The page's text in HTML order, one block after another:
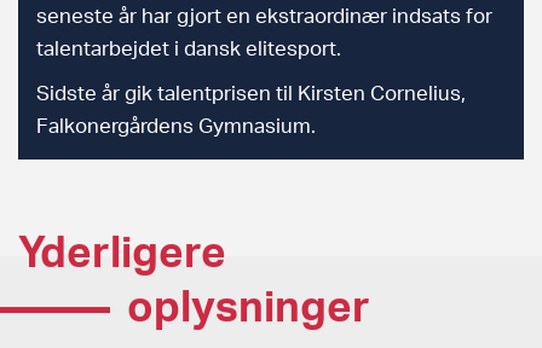
seneste år har gjort en ekstraordinær indsats for
talentarbejdet i dansk elitesport.
Sidste år gik talentprisen til Kirsten Cornelius,
Falkonergårdens Gymnasium.
Yderligere
oplysninger